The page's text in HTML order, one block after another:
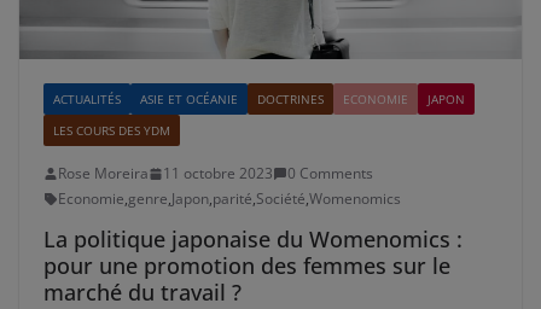
ACTUALITÉS ASIE ET OCÉANIE DOCTRINES ECONOMIE
JAPON
LES COURS DES YDM
Rose Moreira 11 octobre 2023
0 Comments
Economie,genre,Japon,parité,Société,Womenomics
La politique japonaise du Womenomics :
pour une promotion des femmes sur le
marché du travail ?